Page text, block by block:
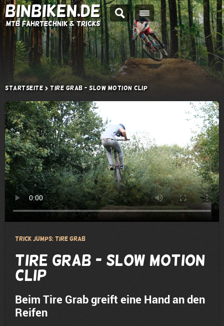
BINBIKEN.DE
MTB Fahrtechnik & Tricks
Startseite Tire Grab - Slow Motion Clip
Trick Jumps: Tire Grab
Tire Grab - Slow Motion
Clip
Beim Tire Grab greift eine Hand an den
Reifen